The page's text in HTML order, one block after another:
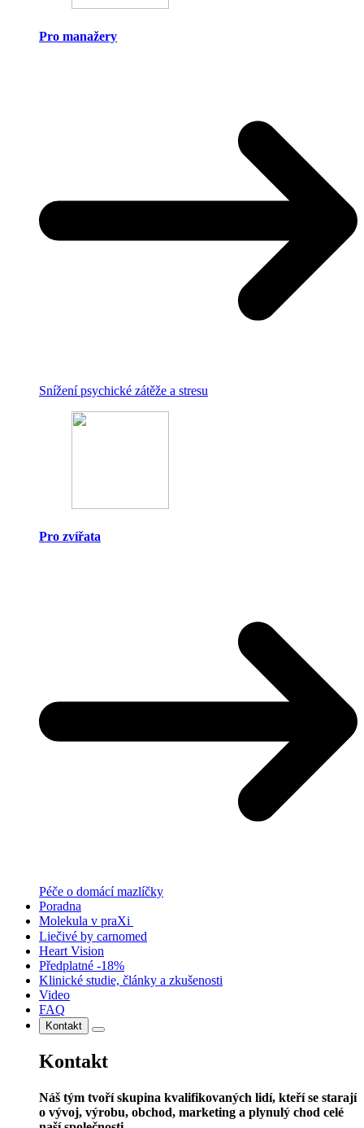
Pro manažery
Snížení psychické zátěže a stresu
Pro zvířata
Péče o domácí mazlíčky
Poradna
Molekula v praXi
Liečivé by carnomed
Heart Vision
Předplatné -18%
Klinické studie, články a zkušenosti
Video
FAQ
Kontakt
Kontakt
Náš tým tvoří skupina kvalifikovaných lidí, kteří se starají
o vývoj, výrobu, obchod, marketing a plynulý chod celé